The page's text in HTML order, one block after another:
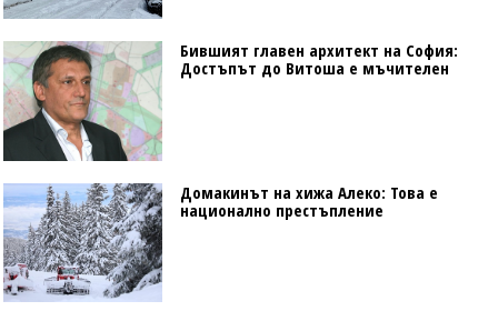
Бившият главен архитект на София:
Достъпът до Витоша е мъчителен
Домакинът на хижа Алеко: Това е
национално престъпление